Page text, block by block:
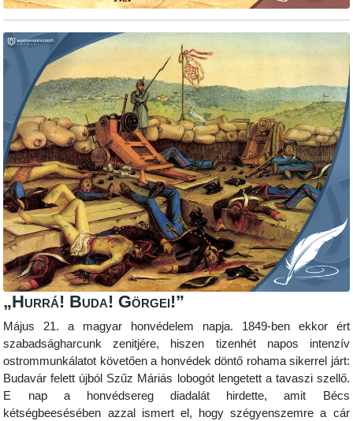
„Hurrá! Buda! Görgei!”
Május 21. a magyar honvédelem napja. 1849-ben ekkor ért
szabadságharcunk zenitjére, hiszen tizenhét napos intenzív
ostrommunkálatot követően a honvédek döntő rohama sikerrel járt:
Budavár felett újból Szűz Máriás lobogót lengetett a tavaszi szellő.
E nap a honvédsereg diadalát hirdette, amit Bécs
kétségbeesésében azzal ismert el, hogy szégyenszemre a cár